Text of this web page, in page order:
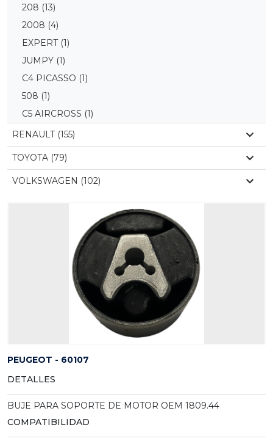
208 (13)
2008 (4)
EXPERT (1)
JUMPY (1)
C4 PICASSO (1)
508 (1)
C5 AIRCROSS (1)
RENAULT (155)
TOYOTA (79)
VOLKSWAGEN (102)
PEUGEOT - 60107
DETALLES
BUJE PARA SOPORTE DE MOTOR OEM 1809.44
COMPATIBILIDAD